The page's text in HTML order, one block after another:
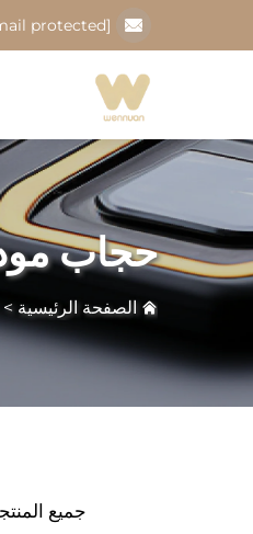
[email protected]
حجاب
الصفحة الرئيسية
جميع